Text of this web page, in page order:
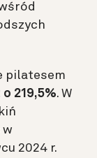
pilatesem
219,5%. W
w
2024 r.